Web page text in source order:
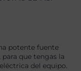
potente fuente
que tengas la
del equipo.